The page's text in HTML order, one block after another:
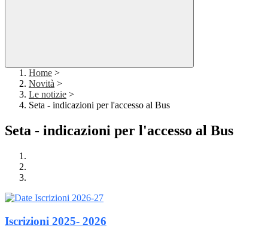
Home >
Novità >
Le notizie >
Seta - indicazioni per l'accesso al Bus
Seta - indicazioni per l'accesso al Bus
Iscrizioni 2025- 2026